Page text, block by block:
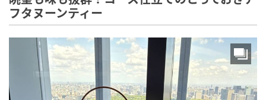
フタヌーンティー